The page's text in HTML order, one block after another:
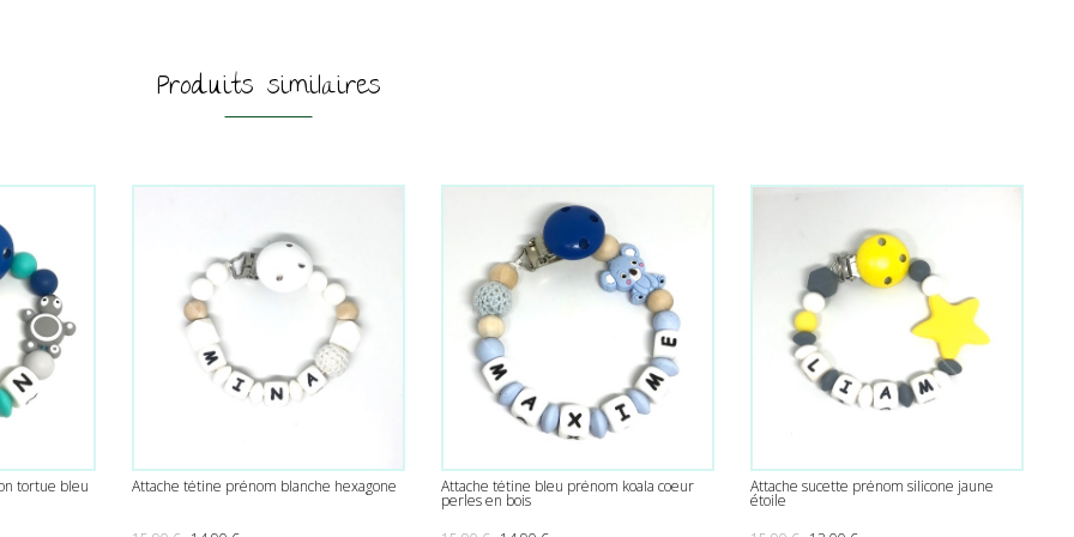
Produits similaires
tortue bleu Attache tétine prénom blanche hexagone Attache tétine bleu prénom koala coeur
perles en bois
Attache sucette prénom silicone jaune
étoile